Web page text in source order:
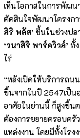
เห็นโอกาสในการพัฒน
ตัดสินใจพัฒนาโครงกา
สิริ พลัส’ ขึ้นในช่วงปล
‘วนาสิริ พาร์ควิวล์’ ทั้
ไร่
“หลังเปิดให้บริการถ
ขึ้นจากในปี 2547เป็น
อาศัยในย่านนี้ ก็สูงขึ้น
ต้องการขยายครอบครั
แหล่งงาน โดยมีทั้งโรง